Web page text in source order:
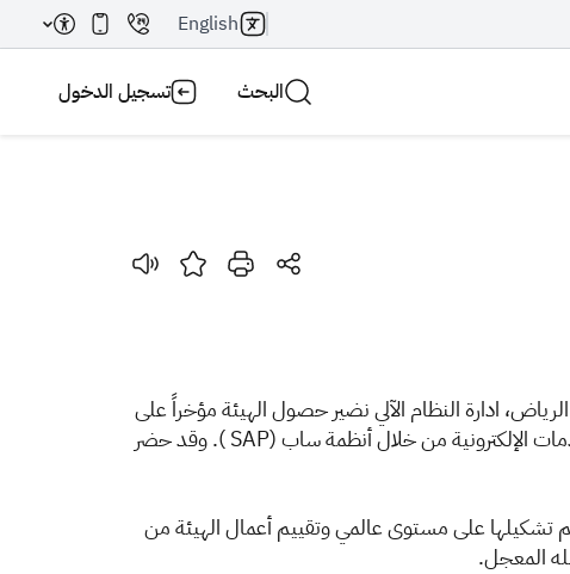
English
البحث تسجيل الدخول
ادارة النظام الآلي نضير حصول الهيئة مؤخراً على
جائزة ساب (SAP ) الذهبية في الجودة على مستوى الشرق الأوسط وشمال أفريقيا في مجال تحول الأعمال وتقديم الخدمات الإلكترونية من خلال أنظمة ساب (SAP ). وقد حضر
تشكيلها على مستوى عالمي وتقييم أعمال الهيئة من
المعجل.